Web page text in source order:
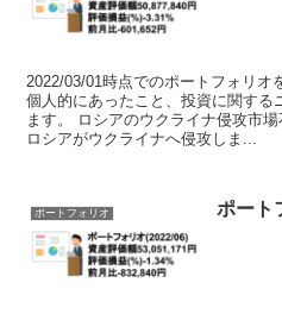
2022/03/01時点でのポートフォリオ
個人的にあったこと、投資に関する
ます。 ロシアのウクライナ侵攻市
ロシアがウクライナへ侵攻しま...
ポートフォリオ ポート